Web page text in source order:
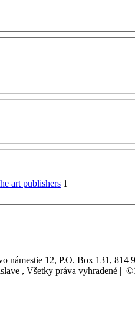
art publishers 1
námestie 12, P.O. Box 131, 814
, Všetky práva vyhradené |